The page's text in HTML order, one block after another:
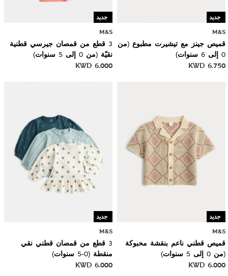
جديد
M&S
قميص جينز مع تيشيرت مطبوع (من
0 إلى 6 سنوات)
KWD 6.750
جديد
M&S
3 قطع من قمصان جيرسي قطنية
نقيّة (من 0 إلى 5 سنوات)
KWD6.000
جديد
M&S
قميص قطني ناعم بنقشة محبوكة
(من 0 إلى 5 سنوات)
KWD 6.000
جديد
M&S
3 قطع من قمصان قطني نقي
منقطة (0-5 سنوات)
KWD6.000